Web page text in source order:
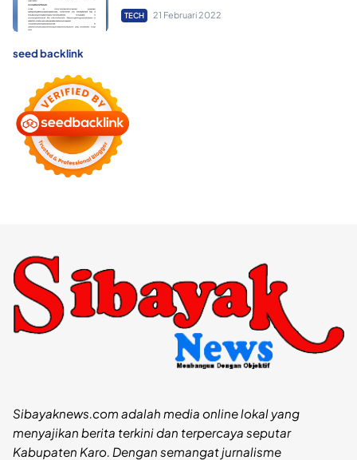
TECH 21 Februari 2022
seed backlink
Sibayaknews.com adalah media online lokal yang
menyajikan berita terkini dan terpercaya seputar
Kabupaten Karo. Dengan semangat jurnalisme